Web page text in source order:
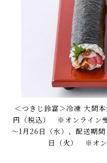
＜つきじ鈴富＞冷凍 大間
円（税込） ※オンライン
～1月26日（水）、配送期
日（火） ※オン